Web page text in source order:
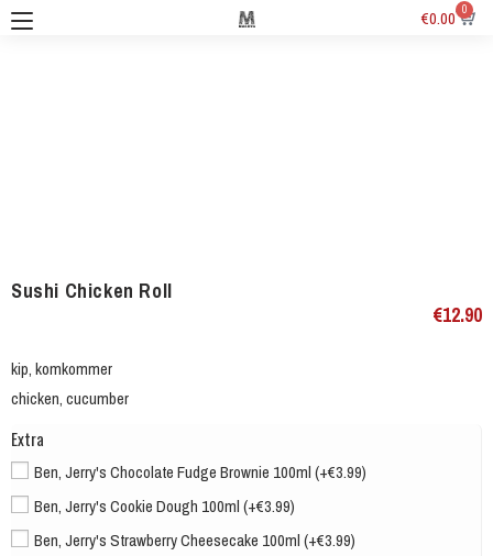
€0.00 0
Sushi Chicken Roll
€12.90
kip, komkommer
chicken, cucumber
Extra
Ben, Jerry's Chocolate Fudge Brownie 100ml (+€3.99)
Ben, Jerry's Cookie Dough 100ml (+€3.99)
Ben, Jerry's Strawberry Cheesecake 100ml (+€3.99)